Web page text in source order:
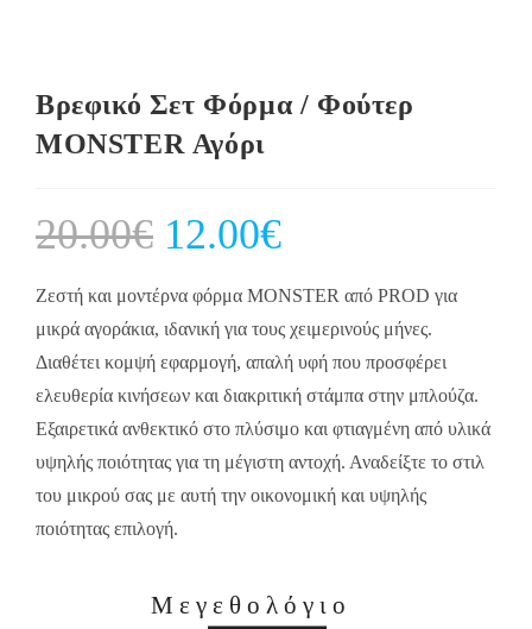
Βρεφικό Σετ Φόρμα / Φούτερ
MONSTER Αγόρι
20.00€
Original
price
was:
12.00€is:
Ζεστή και μοντέρνα φόρμα MONSTER από PROD για
μικρά αγοράκια, ιδανική για τους χειμερινούς μήνες.
Διαθέτει κομψή εφαρμογή, απαλή υφή που προσφέρει
ελευθερία κινήσεων και διακριτική στάμπα στην μπλούζα.
Εξαιρετικά ανθεκτικό στο πλύσιμο και φτιαγμένη από υλικά
υψηλής ποιότητας για τη μέγιστη αντοχή. Αναδείξτε το στιλ
του μικρού σας με αυτή την οικονομική και υψηλής
ποιότητας επιλογή.
Μεγεθολόγιο